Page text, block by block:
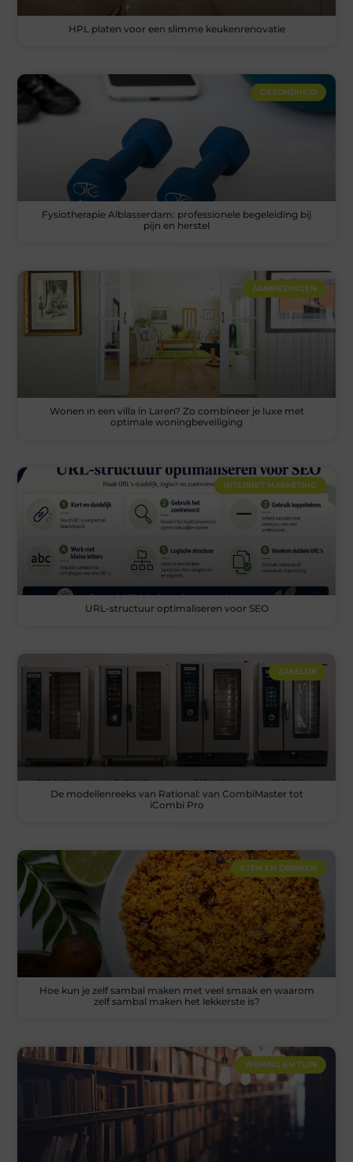
HPL platen voor een slimme keukenrenovatie
GEZONDHEID
Fysiotherapie Alblasserdam: professionele begeleiding bij
pijn en herstel
AANBIEDINGEN
Wonen in een villa in Laren? Zo combineer je luxe met
optimale woningbeveiliging
INTERNET MARKETING
URL-structuur optimaliseren voor SEO
ZAKELIJK
De modellenreeks van Rational: van CombiMaster tot
iCombi Pro
ETEN EN DRINKEN
Hoe kun je zelf sambal maken met veel smaak en waarom
zelf sambal maken het lekkerste is?
WONING EN TUIN